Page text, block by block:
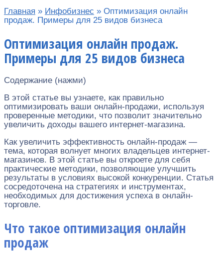
Главная » Инфобизнес » Оптимизация онлайн
продаж. Примеры для 25 видов бизнеса
Оптимизация онлайн продаж.
Примеры для 25 видов бизнеса
Содержание (нажми)
В этой статье вы узнаете, как правильно
оптимизировать ваши онлайн-продажи, используя
проверенные методики, что позволит значительно
увеличить доходы вашего интернет-магазина.
Как увеличить эффективность онлайн-продаж —
тема, которая волнует многих владельцев интернет-
магазинов. В этой статье вы откроете для себя
практические методики, позволяющие улучшить
результаты в условиях высокой конкуренции. Статья
сосредоточена на стратегиях и инструментах,
необходимых для достижения успеха в онлайн-
торговле.
Что такое оптимизация онлайн
продаж